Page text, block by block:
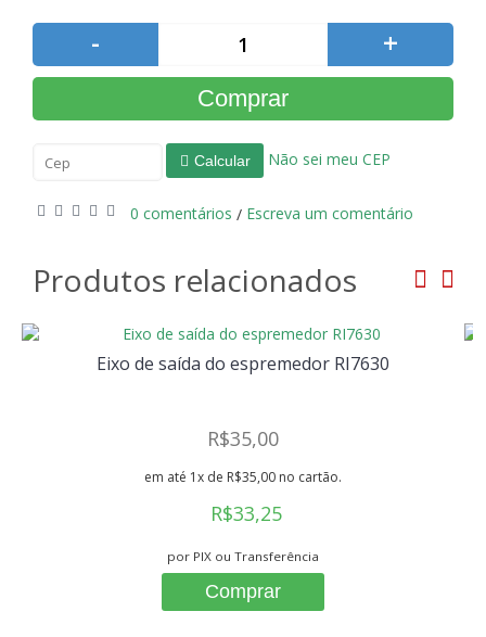
- +
Comprar
Calcular Não sei meu CEP
0 comentários / Escreva um comentário
Produtos relacionados
Eixo de saída do espremedor RI7630
R$35,00
em até 1x de R$35,00 no cartão.
R$33,25
por PIX ou Transferência
Comprar